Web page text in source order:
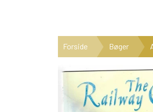
BØGER I SERIE
UDVALGTE
Forside Bøger